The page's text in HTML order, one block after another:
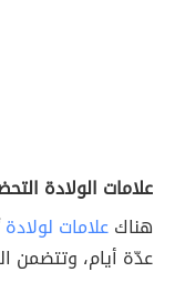
علامات الولادة
هناكعلامات لولادة
عدّة أيام، وتتضمن